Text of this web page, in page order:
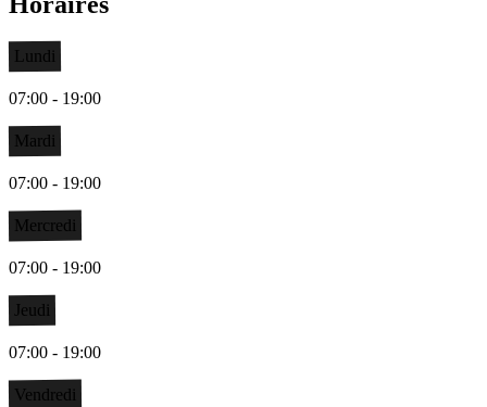
Lundi
07:00 - 19:00
Mardi
07:00 - 19:00
Mercredi
07:00 - 19:00
Jeudi
07:00 - 19:00
Vendredi